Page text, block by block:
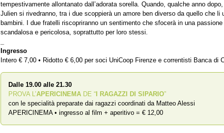
tempestivamente allontanato dall’adorata sorella. Quando, qualche anno
Julien si rivedranno, tra i due scoppierà un amore ben diverso da quello che li
bambini. I due fratelli riscopriranno un sentimento che sfocerà in una passione
scandalosa e pericolosa, soprattutto per loro stessi.
Ingresso
Intero € 7,00 • Ridotto € 6,00 per soci UniCoop Firenze e correntisti Banca di
Dalle 19.00 alle 21.30
PROVA L’APERICINEMA DE “ I RAGAZZI DI SIPARIO”
con le specialità preparate dai ragazzi coordinati da Matteo Alessi
APERICINEMA • ingresso al film + aperitivo = € 12,00